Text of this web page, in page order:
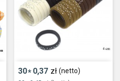
30* 0,37 zł (netto)